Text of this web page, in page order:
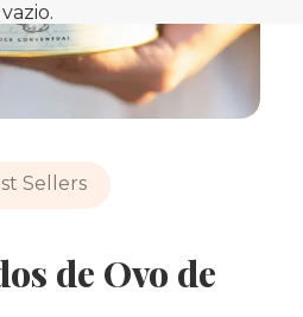
Sellers
de Ovo de